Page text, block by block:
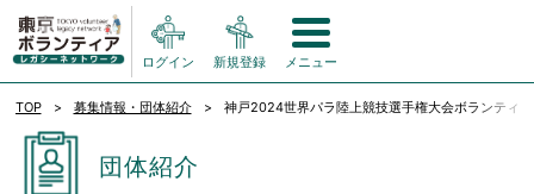
ログイン 新規登録 メニュー
TOP 募集情報・団体紹介 神戸2024世界パラ陸上競技選手権大会ボランティ
団体紹介